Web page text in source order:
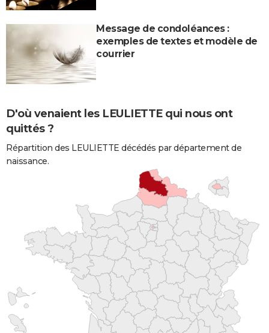
Message de condoléances :
exemples de textes et modèle de
courrier
D'où venaient les LEULIETTE qui nous ont
quittés ?
Répartition des LEULIETTE décédés par département de
naissance.